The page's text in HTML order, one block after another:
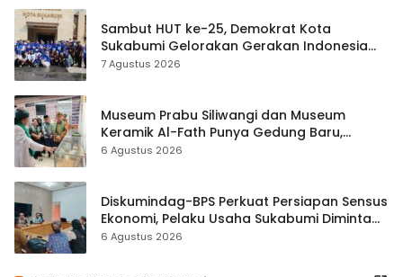
Sambut HUT ke-25, Demokrat Kota
Sukabumi Gelorakan Gerakan Indonesia
ASRI Lewat Aksi Bersih Masjid Agung
7 Agustus 2026
Museum Prabu Siliwangi dan Museum
Keramik Al-Fath Punya Gedung Baru,
Hampir 500 Koleksi Dipisahkan
6 Agustus 2026
Diskumindag-BPS Perkuat Persiapan Sensus
Ekonomi, Pelaku Usaha Sukabumi Diminta
Terbuka Beri Data
6 Agustus 2026